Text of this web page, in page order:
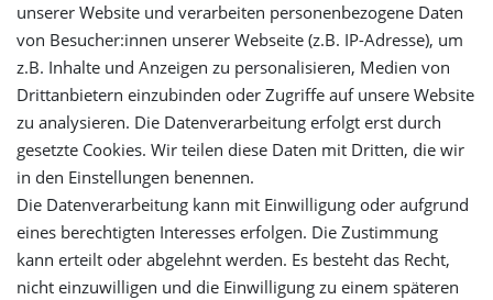
Login
Registrieren
Versandinformationen
Let's stay connected
unserer Website und verarbeiten personenbezogene Daten
von Besucher:innen unserer Webseite (z.B. IP-Adresse), um
z.B. Inhalte und Anzeigen zu personalisieren, Medien von
Drittanbietern einzubinden oder Zugriffe auf unsere Website
zu analysieren. Die Datenverarbeitung erfolgt erst durch
gesetzte Cookies. Wir teilen diese Daten mit Dritten, die wir
in den Einstellungen benennen.
Die Datenverarbeitung kann mit Einwilligung oder aufgrund
eines berechtigten Interesses erfolgen. Die Zustimmung
kann erteilt oder abgelehnt werden. Es besteht das Recht,
nicht einzuwilligen und die Einwilligung zu einem späteren